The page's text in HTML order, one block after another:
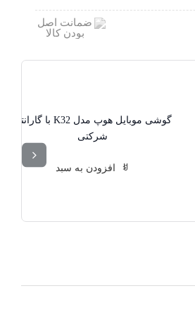
گوشی موبایل هوپ مدل K32 با گارانتی
شرکتی
افزودن به سبد